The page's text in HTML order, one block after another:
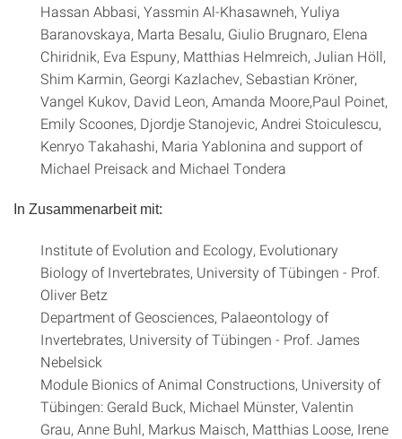
Hassan Abbasi, Yassmin Al-Khasawneh, Yuliya
Baranovskaya, Marta Besalu, Giulio Brugnaro, Elena
Chiridnik, Eva Espuny, Matthias Helmreich, Julian Höll,
Shim Karmin, Georgi Kazlachev, Sebastian Kröner,
Vangel Kukov, David Leon, Amanda Moore,Paul Poinet,
Emily Scoones, Djordje Stanojevic, Andrei Stoiculescu,
Kenryo Takahashi, Maria Yablonina and support of
Michael Preisack and Michael Tondera
In Zusammenarbeit mit:
Institute of Evolution and Ecology, Evolutionary
Biology of Invertebrates, University of Tübingen - Prof.
Oliver Betz
Department of Geosciences, Palaeontology of
Invertebrates, University of Tübingen - Prof. James
Nebelsick
Module Bionics of Animal Constructions, University of
Tübingen: Gerald Buck, Michael Münster, Valentin
Grau, Anne Buhl, Markus Maisch, Matthias Loose, Irene